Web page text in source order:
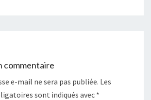
commentaire
e-mail ne sera pas publiée. Les
sont indiqués avec *